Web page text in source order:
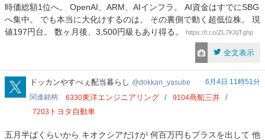
時価総額1位へ。 OpenAI、ARM、AIインフラ。 AI資金はすでにSBG
へ集中。 でも本当に大化けするのは、 その裏側で動く超低位株。 現
値197円台。 数ヶ月後、3,500円級もあり得る。
https://t.co/ZL7KXjTghp
全文表示
dokkan_yasube
ドッカンやすべぇ配当暮らし dokkan_yasube
6月4日 11時51分
関連銘柄
6330東洋エンジニアリング 9104商船三井
7203 トヨタ自動車
五月半ばくらいから キオクシアだけが 何百万円もプラスを出して 他